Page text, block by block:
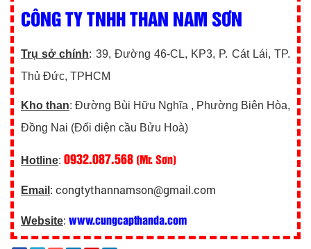
CÔNG TY TNHH THAN NAM SƠN
Trụ sở chính: 39, Đường 46-CL, KP3, P. Cát Lái, TP.
Thủ Đức, TPHCM
Kho than: Đường Bùi Hữu Nghĩa , Phường Biên Hòa,
Đồng Nai (Đối diện cầu Bửu Hoà)
Hotline: 0932.087.568 (Mr. Sơn)
Email : congtythannamson@gmail.com
Website: www.cungcapthanda.com